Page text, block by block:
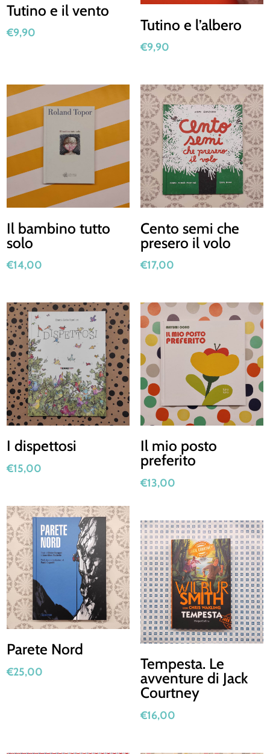
Tutino e il vento
€9,90 Tutino e l’albero
€9,90
Il bambino tutto
solo
€14,00
Cento semi che
presero il volo
€17,00
I dispettosi
€15,00
Il mio posto
preferito
€13,00
Parete Nord
€25,00
Tempesta. Le
avventure di Jack
Courtney
€16,00